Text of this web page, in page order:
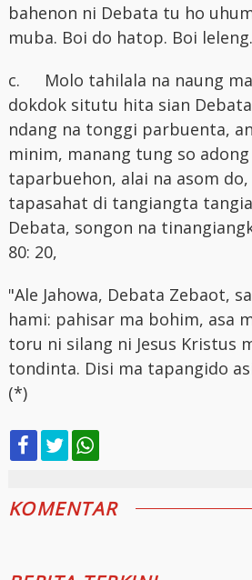
bahenon ni Debata tu ho
muba. Boi do hatop. Boi
c.
Molo tahilala na naung
dokdok situtu hita sian
ndang na tonggi parbuenta,
minim, manang tung so
taparbuehon, alai na asom
tapasahat di tangiangta
Debata, songon na
80: 20,
"Ale Jahowa, Debata Zebaot,
hami: pahisar ma bohim, asa
toru ni silang ni Jesus Kristus
tondinta. Disi ma tapangido
(*)
KOMENTAR